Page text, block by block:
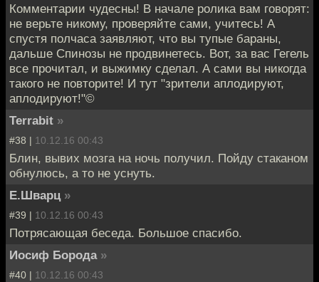
Комментарии чудесны! В начале ролика вам говорят:
не верьте никому, проверяйте сами, учитесь! А
спустя полчаса заявляют, что вы тупые бараны,
дальше Спинозы не продвинетесь. Вот, за вас Гегель
все прочитал, и выжимку сделал. А сами вы никогда
такого не повторите! И тут "зрители аплодируют,
аплодируют!"©
Terrabit »
#38 | 10.12.16 00:43
Блин, вывих мозга на ночь получил. Пойду стаканом
обнулюсь, а то не уснуть.
Е.Шварц »
#39 | 10.12.16 00:43
Потрясающая беседа. Большое спасибо.
Иосиф Борода »
#40 | 10.12.16 00:43